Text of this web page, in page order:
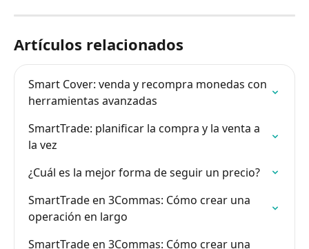
Artículos relacionados
Smart Cover: venda y recompra monedas con
herramientas avanzadas
SmartTrade: planificar la compra y la venta a
la vez
¿Cuál es la mejor forma de seguir un precio?
SmartTrade en 3Commas: Cómo crear una
operación en largo
SmartTrade en 3Commas: Cómo crear una